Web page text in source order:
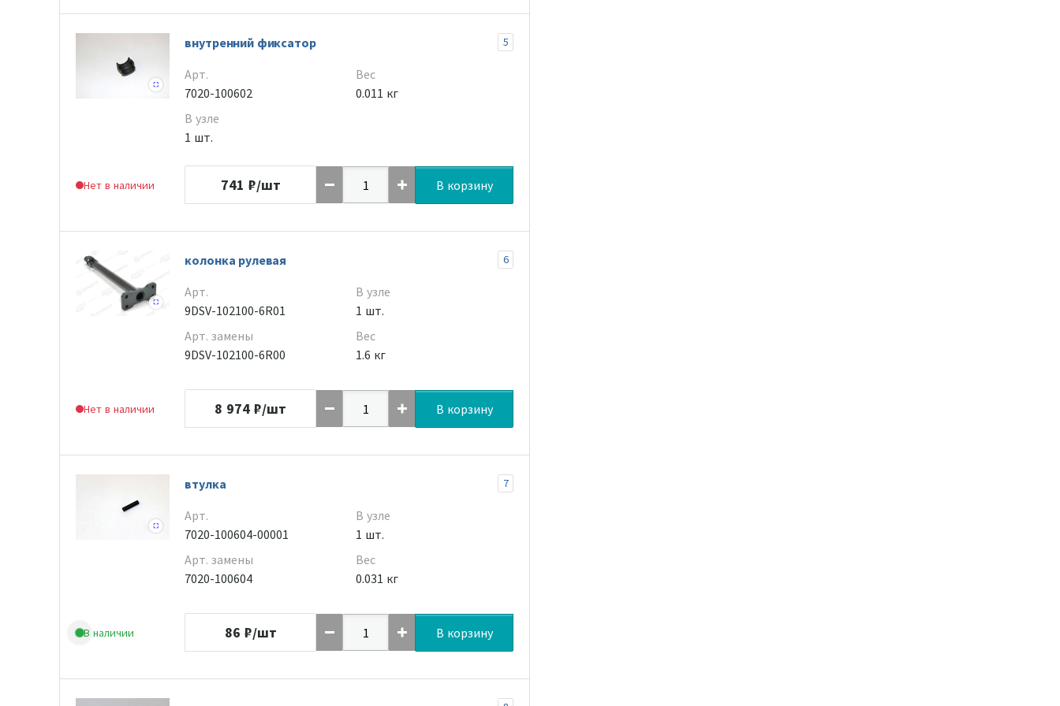
Нет в наличии
внутренний фиксатор 5
Арт.
7020-100602
В узле
1 шт.
Вес
0.011 кг
741 ₽/шт В корзину
Нет в наличии
колонка рулевая 6
Арт.
9DSV-102100-6R01
Арт. замены
9DSV-102100-6R00
В узле
1 шт.
Вес
1.6 кг
8 974 ₽/шт В корзину
В наличии
втулка 7
Арт.
7020-100604-00001
Арт. замены
7020-100604
В узле
1 шт.
Вес
0.031 кг
86 ₽/шт В корзину